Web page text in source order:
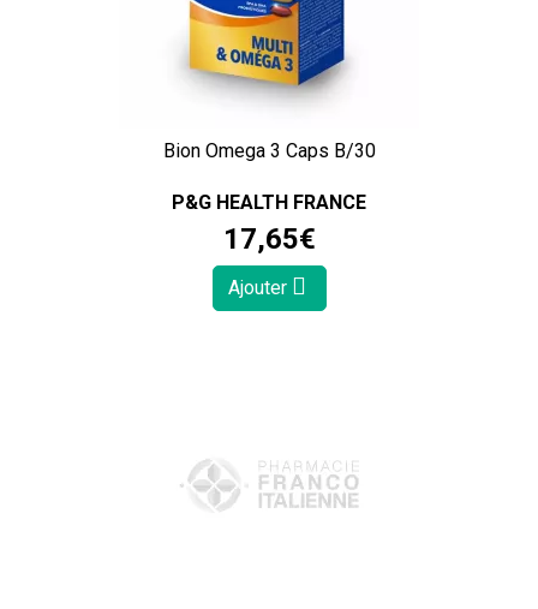
Bion Omega 3 Caps B/30
P&G HEALTH FRANCE
17,65€
Ajouter